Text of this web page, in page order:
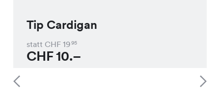
Tip Cardigan
statt CHF 1995
CHF10.–